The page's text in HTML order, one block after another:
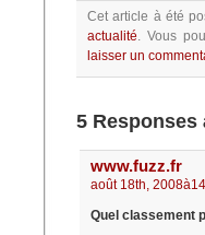
Cet article à été
actualité.Vous
laisser un
5 Responses
www.fuzz.fr
août 18th,
Quel classement